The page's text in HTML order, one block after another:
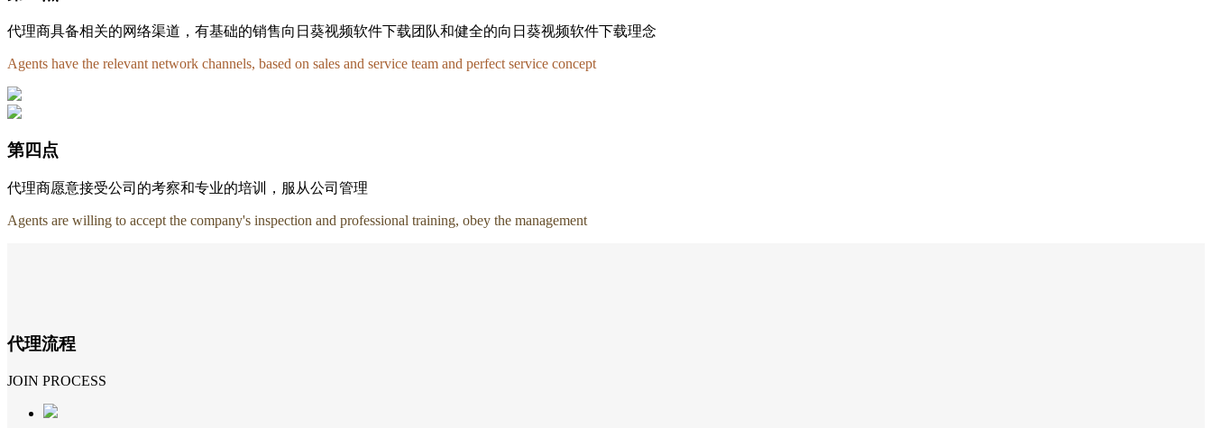
代理商具备相关的网络渠道，有基础的销售向日葵视频软件下载团队和健全的向日葵视频软件下载理念
Agents have the relevant network channels, based on sales and service team and perfect service concept
第四点
代理商愿意接受公司的考察和专业的培训，服从公司管理
Agents are willing to accept the company's inspection and professional training, obey the management
代理流程
JOIN PROCESS